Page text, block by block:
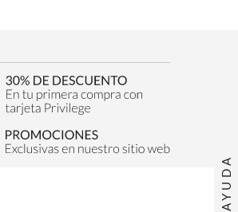
AYUDA